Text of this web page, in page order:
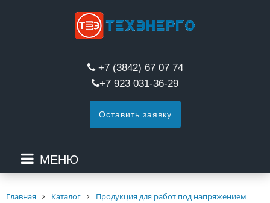
+7 (3842) 67 07 74
+7 923 031-36-29
Оставить заявку
МЕНЮ
Главная Каталог
Продукция для работ под напряжением